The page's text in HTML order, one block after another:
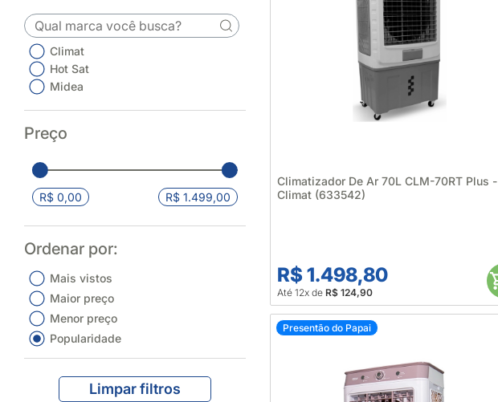
Climat
Hot Sat
Midea
Preço
R$ 0,00 R$ 1.499,00
Ordenar por:
Mais vistos
Maior preço
Menor preço
Popularidade
Limpar filtros
Climatizador De Ar 70L CLM-70RT Plus -
Climat (633542)
R$ 1.498,80
Até 12x deR$ 124,90
Presentão do Papai